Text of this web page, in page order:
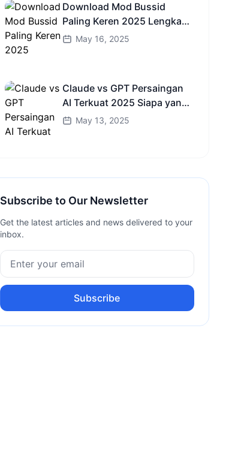
Download Mod Bussid
Paling Keren 2025 Lengkap
Mobil Bus dan Truk HD
May 16, 2025
Claude vs GPT Persaingan
AI Terkuat 2025 Siapa yang
Lebih Cerdas?
May 13, 2025
Subscribe to Our Newsletter
Get the latest articles and news delivered to your
inbox.
Subscribe